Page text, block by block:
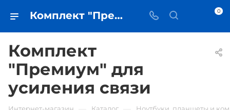
Комплект "Премиум" для усиления связи • купить в Самаре - iЧехол 0
Комплект
"Премиум" для
усиления связи